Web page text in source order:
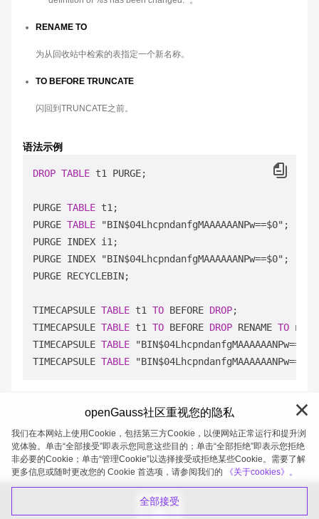
RENAME TO
为从回收站中检索的表指定一个新名称。
TO BEFORE TRUNCATE
闪回到TRUNCATE之前。
语法示例
DROP TABLE t1 PURGE;
PURGE TABLE t1;
PURGE TABLE "BIN$04LhcpndanfgMAAAAAANPw==$0";
PURGE INDEX i1;
PURGE INDEX "BIN$04LhcpndanfgMAAAAAANPw==$0";
PURGE RECYCLEBIN;
TIMECAPSULE TABLE t1 TO BEFORE DROP;
TIMECAPSULE TABLE t1 TO BEFORE DROP RENAME TO
TIMECAPSULE TABLE
TIMECAPSULE TABLE
openGauss 2026-08-08 20:11:02
openGauss社区重视您的隐私
我们在本网站上使用Cookie，包括第三方Cookie，以便网站正常运行和提升浏
览体验。单击“全部接受”即表示您同意这些目的；单击“全部拒绝”即表示您拒绝
非必要的Cookie；单击“管理Cookie”以选择接受或拒绝某些Cookie。需要了解
更多信息或随时更改您的 Cookie 首选项，请参阅我们的
《关于cookies》。
全部接受